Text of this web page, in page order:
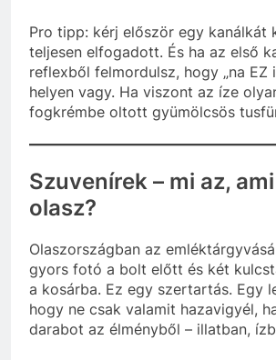
Pro tipp: kérj először egy kanálkát
teljesen elfogadott. És ha az első
reflexből felmordulsz, hogy „na EZ
helyen vagy. Ha viszont az íze
fogkrémbe oltott gyümölcsös
Szuvenírek – mi az,
olasz?
Olaszországban az
gyors fotó a bolt előtt és két
a kosárba. Ez egy szertartás. Egy
hogy ne csak valamit hazavigyél,
darabot az élményből – illatban,